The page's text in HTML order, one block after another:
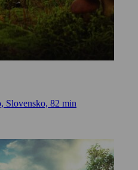
Slovensko, 82 min